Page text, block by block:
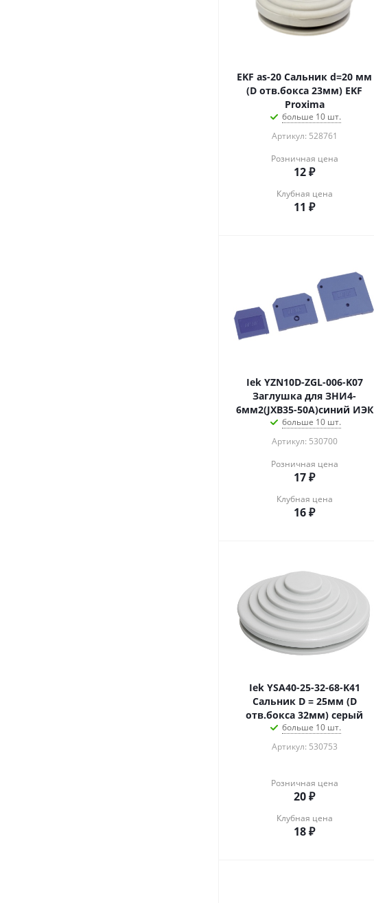
EKF as-20 Сальник d=20 мм
(D отв.бокса 23мм) EKF
Proxima
больше 10 шт.
Артикул: 528761
Розничная цена
12₽
Клубная цена
11 ₽
Iek YZN10D-ZGL-006-K07
Заглушка для ЗНИ4-
6мм2(JXB35-50А)синий ИЭК
больше 10 шт.
Артикул: 530700
Розничная цена
17₽
Клубная цена
16₽
Iek YSA40-25-32-68-K41
Сальник D = 25мм (D
отв.бокса 32мм) серый
больше 10 шт.
Артикул: 530753
Розничная цена
20₽
Клубная цена
18₽